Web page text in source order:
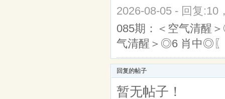
2026-08-05 - 回复:10
085期：＜空气清醒
气清醒＞◎6 肖中◎
回复的帖子
暂无帖子！